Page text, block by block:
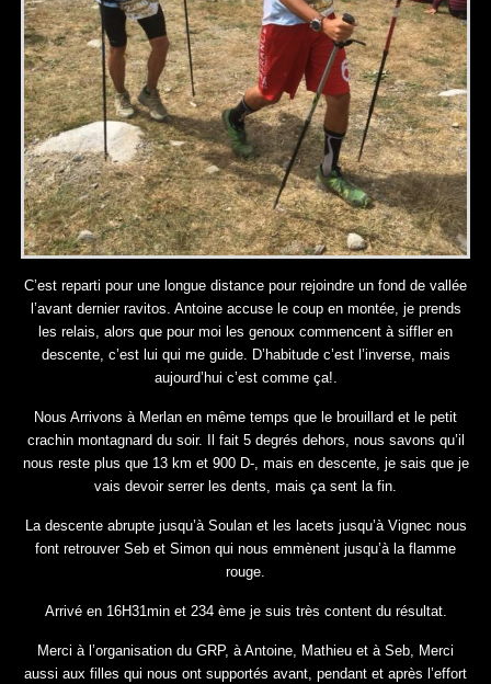
C’est reparti pour une longue distance pour rejoindre un fond de vallée
l’avant dernier ravitos. Antoine accuse le coup en montée, je prends
les relais, alors que pour moi les genoux commencent à siffler en
descente, c’est lui qui me guide. D’habitude c’est l’inverse, mais
aujourd’hui c’est comme ça!.
Nous Arrivons à Merlan en même temps que le brouillard et le petit
crachin montagnard du soir. Il fait 5 degrés dehors, nous savons qu’il
nous reste plus que 13 km et 900 D-, mais en descente, je sais que je
vais devoir serrer les dents, mais ça sent la fin.
La descente abrupte jusqu’à Soulan et les lacets jusqu’à Vignec nous
font retrouver Seb et Simon qui nous emmènent jusqu’à la flamme
rouge.
Arrivé en 16H31min et 234 ème je suis très content du résultat.
Merci à l’organisation du GRP, à Antoine, Mathieu et à Seb, Merci
aussi aux filles qui nous ont supportés avant, pendant et après l’effort